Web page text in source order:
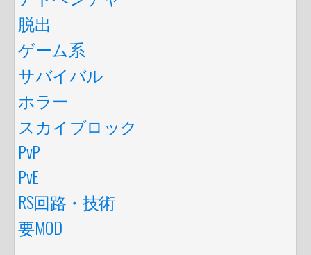
脱出
ゲーム系
サバイバル
ホラー
スカイブロック
PvP
PvE
RS回路・技術
要MOD